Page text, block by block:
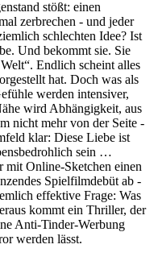
stößt: einen
zerbrechen - und jeder
schlechten Idee? Ist
Und bekommt sie. Sie
Endlich scheint alles
hat. Doch was als
werden intensiver,
wird Abhängigkeit, aus
nicht mehr von der Seite -
klar: Diese Liebe ist
sein …
mit Online-Sketchen einen
Spielfilmdebüt ab -
effektive Frage: Was
kommt ein Thriller, der
Anti-Tinder-Werbung
werden lässt.